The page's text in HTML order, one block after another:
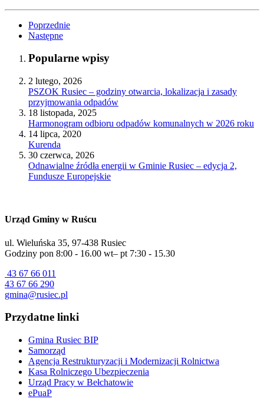
Poprzednie
Następne
Popularne wpisy
2 lutego, 2026
PSZOK Rusiec – godziny otwarcia, lokalizacja i zasady
przyjmowania odpadów
18 listopada, 2025
Harmonogram odbioru odpadów komunalnych w 2026 roku
14 lipca, 2020
Kurenda
30 czerwca, 2026
Odnawialne źródła energii w Gminie Rusiec – edycja 2,
Fundusze Europejskie
Urząd Gminy w Ruścu
ul. Wieluńska 35, 97-438 Rusiec
Godziny pon 8:00 - 16.00 wt– pt 7:30 - 15.30
43 67 66 011
43 67 66 290
gmina@rusiec.pl
Przydatne linki
Gmina Rusiec BIP
Samorząd
Agencja Restrukturyzacji i Modernizacji Rolnictwa
Kasa Rolniczego Ubezpieczenia
Urząd Pracy w Bełchatowie
ePuaP